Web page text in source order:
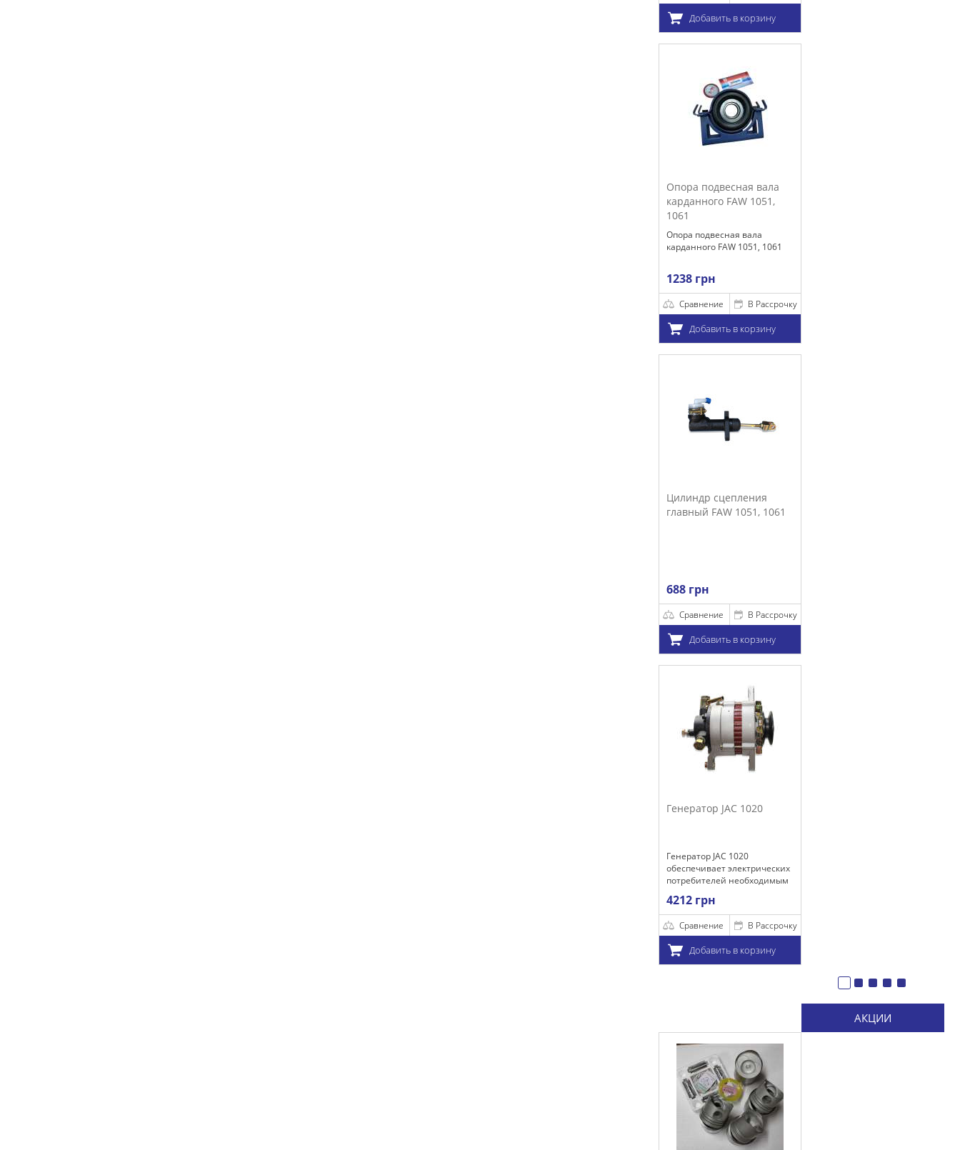
Добавить в корзину
Опора подвесная вала
карданного FAW 1051,
1061
Опора подвесная вала
карданного FAW 1051, 1061
1238 грн
Сравнение В Рассрочку
Добавить в корзину
Цилиндр сцепления
главный FAW 1051, 1061
688 грн
Сравнение В Рассрочку
Добавить в корзину
Генератор JAC 1020
Генератор JAC 1020
обеспечивает электрических
потребителей необходимым
стабильной их работы, а
также зарядки акумулятора.
4212 грн
Сравнение В Рассрочку
Добавить в корзину
АКЦИИ